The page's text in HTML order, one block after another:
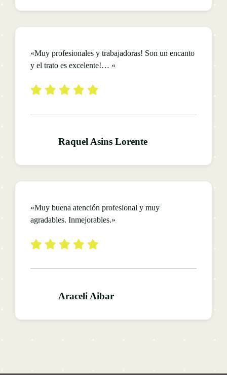
«Muy profesionales y trabajadoras! Son un encanto
y el trato es excelente!… «
Raquel Asins Lorente
«Muy buena atención profesional y muy
agradables. Inmejorables.»
Araceli Aibar